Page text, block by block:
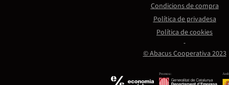
Promou:
© Abacus Cooperativa 2023
Condicions de compra
Política de privadesa
Política de cookies